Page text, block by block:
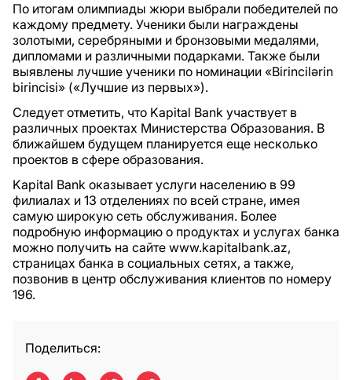
По итогам олимпиады жюри выбрали победителей по
каждому предмету. Ученики были награждены
золотыми, серебряными и бронзовыми медалями,
дипломами и различными подарками. Также были
выявлены лучшие ученики по номинации «Birincilərin
birincisi» («Лучшие из первых»).
Следует отметить, что Kapital Bank участвует в
различных проектах Министерства Образования. В
ближайшем будущем планируется еще несколько
проектов в сфере образования.
Kapital Bank оказывает услуги населению в 99
филиалах и 13 отделениях по всей стране, имея
самую широкую сеть обслуживания. Более
подробную информацию о продуктах и услугах банка
можно получить на сайте www.kapitalbank.az,
страницах банка в социальных сетях, а также,
позвонив в центр обслуживания клиентов по номеру
196.
Поделиться: